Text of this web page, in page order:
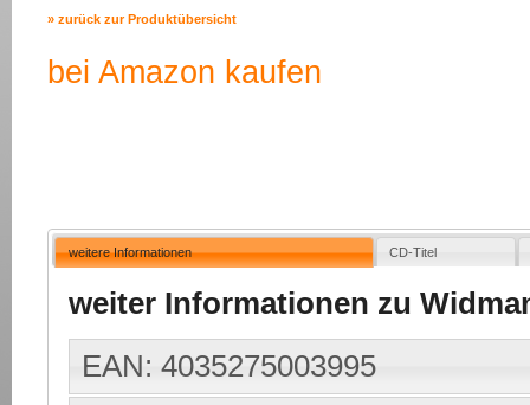
» zurück zur Produktübersicht
bei Amazon kaufen
weitere Informationen CD-Titel
weiter Informationen zu
EAN: 4035275003995